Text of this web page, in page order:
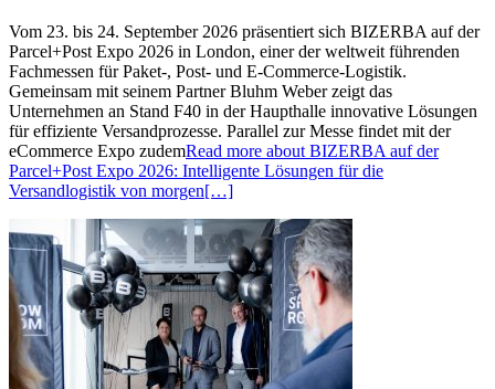
Vom 23. bis 24. September 2026 präsentiert sich BIZERBA auf der
Parcel+Post Expo 2026 in London, einer der weltweit führenden
Fachmessen für Paket-, Post- und E-Commerce-Logistik.
Gemeinsam mit seinem Partner Bluhm Weber zeigt das
Unternehmen an Stand F40 in der Haupthalle innovative Lösungen
für effiziente Versandprozesse. Parallel zur Messe findet mit der
eCommerce Expo zudemRead more about BIZERBA auf der
Parcel+Post Expo 2026: Intelligente Lösungen für die
Versandlogistik von morgen[…]